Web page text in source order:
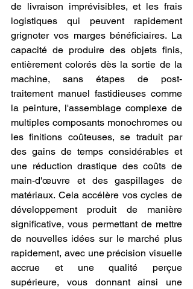
de livraison imprévisibles, et les frais
logistiques qui peuvent rapidement
grignoter vos marges bénéficiaires. La
capacité de produire des objets finis,
entièrement colorés dès la sortie de la
machine, sans étapes de post-
traitement manuel fastidieuses comme
la peinture, l'assemblage complexe de
multiples composants monochromes ou
les finitions coûteuses, se traduit par
des gains de temps considérables et
une réduction drastique des coûts de
main-d'œuvre et des gaspillages de
matériaux. Cela accélère vos cycles de
développement produit de manière
significative, vous permettant de mettre
de nouvelles idées sur le marché plus
rapidement, avec une précision visuelle
accrue et une qualité perçue
supérieure, vous donnant ainsi une